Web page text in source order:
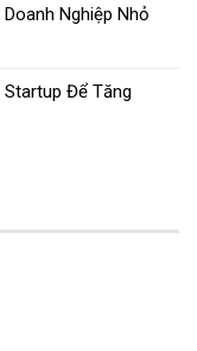
Nghiệp Nhỏ
Startup Để Tăng